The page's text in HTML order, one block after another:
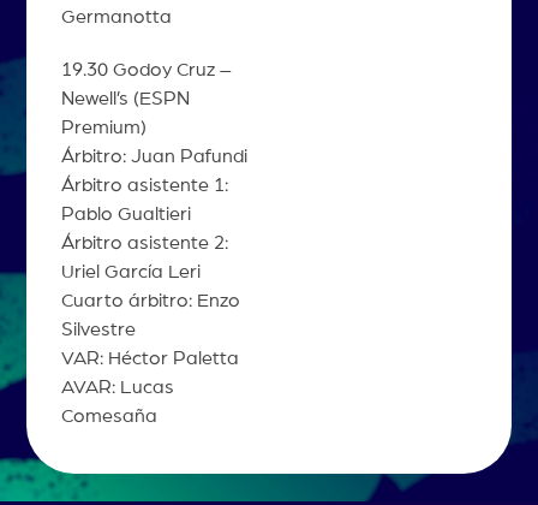
Germanotta
19.30 Godoy Cruz –
Newell’s (ESPN
Premium)
Árbitro: Juan Pafundi
Árbitro asistente 1:
Pablo Gualtieri
Árbitro asistente 2:
Uriel García Leri
Cuarto árbitro: Enzo
Silvestre
VAR: Héctor Paletta
AVAR: Lucas
Comesaña